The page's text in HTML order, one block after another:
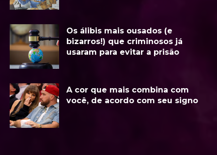
Os álibis mais ousados (e
bizarros!) que criminosos já
usaram para evitar a prisão
A cor que mais combina com
você, de acordo com seu signo